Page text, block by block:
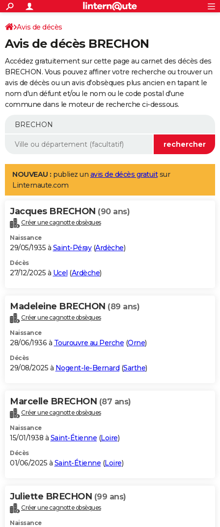
ACTUALITÉS
Politique
Société
Faits Divers
Education
Monde
Villes
+
SPORT
Coupe du monde 2026
Football
Tennis
Cyclisme
Rugby
Forum
Programme TV
TNT
Streaming
Cinéma
Sorties cinéma
Musique
+
FINANCE
Retraite
Epargne
Immobilier
Risques naturels par ville
Banque
Assurance
AUTO
Essais
Réserver un essai
Citadines
Berlines
SUV
Forum auto
+
Mobiles
Meilleur smartphone
Internet
Ordinateurs
Jeux vidéo
Guide high-tech
Aménagement intérieur
LIFESTYLE
Art de vivre
Bien-être
Loisirs
Mode
Modes de vie
Alimentation
Guide de la santé
Maladies
Médicaments
Sommeil
VOYAGE
Destinations
City break
Voyage nature
Voyage de noces
Forum
Climat
+PHOTO
GUIDES D'ACHAT
BONS PLANS
Carte de Noël
Carte Bonne année
Carte Saint-Valentin
Carte Pâques
Carte d'anniversaire
DICTIONNAIRE
Dictionnaire
Biographies
Citations
Expressions
Proverbes
PROGRAMME TV
S'inscrire
Se connecter
Lycées
Collèges
Primaires
Universités
Entreprises
Service militaire
Avis de recherche
AVIS DE DÉCÈS
Bricolage
Lifestyle
Culture
Sport
Auto
Television
Voyage
Cinema
Avis de décès
Avis de décès BRECHON
Accédez gratuitement sur cette page au carnet des décès des
BRECHON. Vous pouvez affiner votre recherche ou trouver un
avis de décès ou un avis d'obsèques plus ancien en tapant le
nom d'un défunt et/ou le nom ou le code postal d'une
commune dans le moteur de recherche ci-dessous.
NOUVEAU : publiez un avis de décès gratuitsur
Linternaute.com
Jacques BRECHON (90 ans)
Créer une cagnotte obsèques
Naissance
29/05/1935 à Saint-Péray(Ardèche)
Décès
27/12/2025 à Ucel (Ardèche)
Madeleine BRECHON (89 ans)
Créer une cagnotte obsèques
Naissance
28/06/1936 à Tourouvre au Perche (Orne)
Décès
29/08/2025 à Nogent-le-Bernard (Sarthe)
Marcelle BRECHON (87 ans)
Créer une cagnotte obsèques
Naissance
15/01/1938 à Saint-Étienne (Loire)
Décès
01/06/2025 à Saint-Étienne (Loire)
Juliette BRECHON (99 ans)
Créer une cagnotte obsèques
Naissance